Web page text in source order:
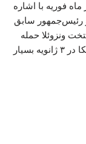
فوریه با اشاره
رئیس‌جمهور سابق
ونزوئلا حمله
کردند، در اظهارنظری گفت: ما از اقدامات آمریکا در ۳ ژانویه بسیار